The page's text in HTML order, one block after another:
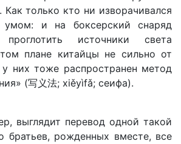
Как только кто ни изворачивался
и на боксерский снаряд
источники света
плане китайцы не сильно от
у них тоже распространен метод
(写义法; xiěyìfǎ; сеифа).
выглядит перевод одной такой
братьев, рожденных вместе, все